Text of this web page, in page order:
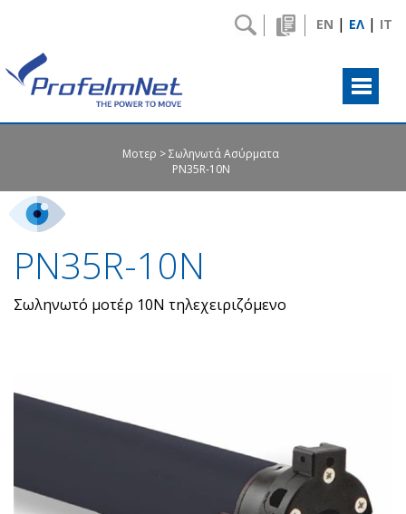
Μοτερ
Σωληνωτά Ασύρματα
PN35R-10N
PN35R-10N
Σωληνωτό μοτέρ 10Ν τηλεχειριζόμενο
EN | ΕΛ | IT